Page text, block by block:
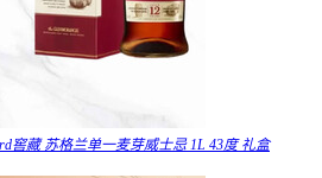
窖藏 苏格兰单一麦芽威士忌 1L 43度 礼盒